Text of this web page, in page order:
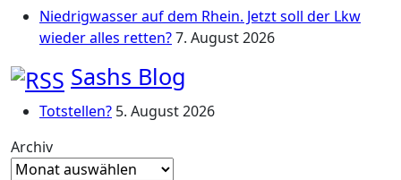
Niedrigwasser auf dem Rhein. Jetzt soll der Lkw
wieder alles retten?7. August 2026
Sashs Blog
Totstellen? 5. August 2026
Archiv